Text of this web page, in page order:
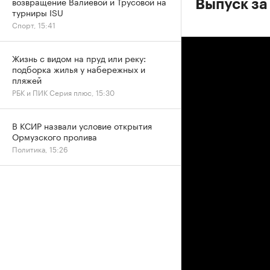
Выпуск
турниры ISU
Спорт, 15:41
Жизнь с видом на пруд или реку:
подборка жилья у набережных и
пляжей
РБК и ПИК Серия плюс, 15:30
В КСИР назвали условие открытия
Ормузского пролива
Политика, 15:26